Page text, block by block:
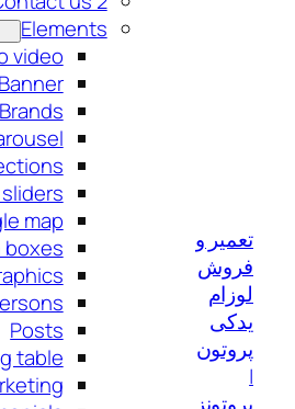
تعمیر و
فروش
لوزام
یدکی
پروتون
|
پروتونز
Elements
video
Banner
Brands
map
boxes
Posts
table